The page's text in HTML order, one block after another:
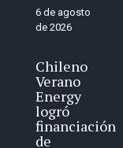
6 de agosto
de 2026
Chileno
Verano
Energy
logró
financiación
de